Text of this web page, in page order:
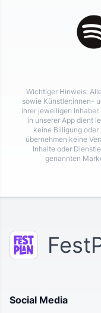
Wichtiger Hinweis:
sowie Künstler:innen-
ihrer jeweiligen
in unserer App dient
keine Billigung oder
übernehmen keine
Inhalte oder
genannten
Social Media